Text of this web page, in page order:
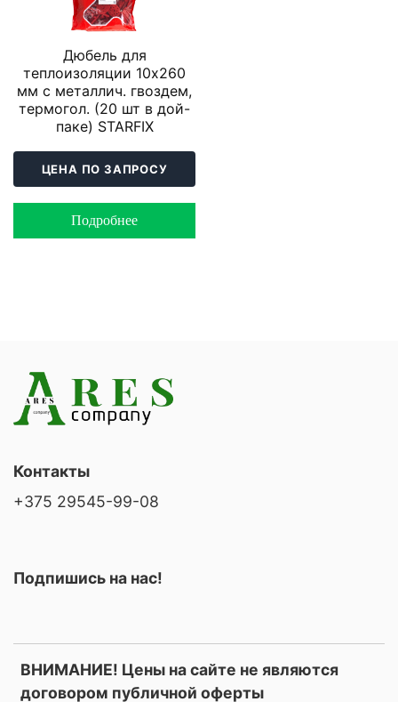
Дюбель для
теплоизоляции 10х260
мм с металлич. гвоздем,
термогол. (20 шт в дой-
паке) STARFIX
ЦЕНА ПО ЗАПРОСУ
Подробнее
ВНИМАНИЕ! Цены на сайте не являются
договором публичной оферты
Контакты
+375 29545-99-08
Подпишись на нас!